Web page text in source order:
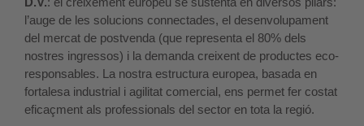
l’auge de les solucions connectades, el desenvolupament
del mercat de postvenda (que representa el 80% dels
nostres ingressos) i la demanda creixent de productes eco-
responsables. La nostra estructura europea, basada en
fortalesa industrial i agilitat comercial, ens permet fer costat
eficaçment als professionals del sector en tota la regió.